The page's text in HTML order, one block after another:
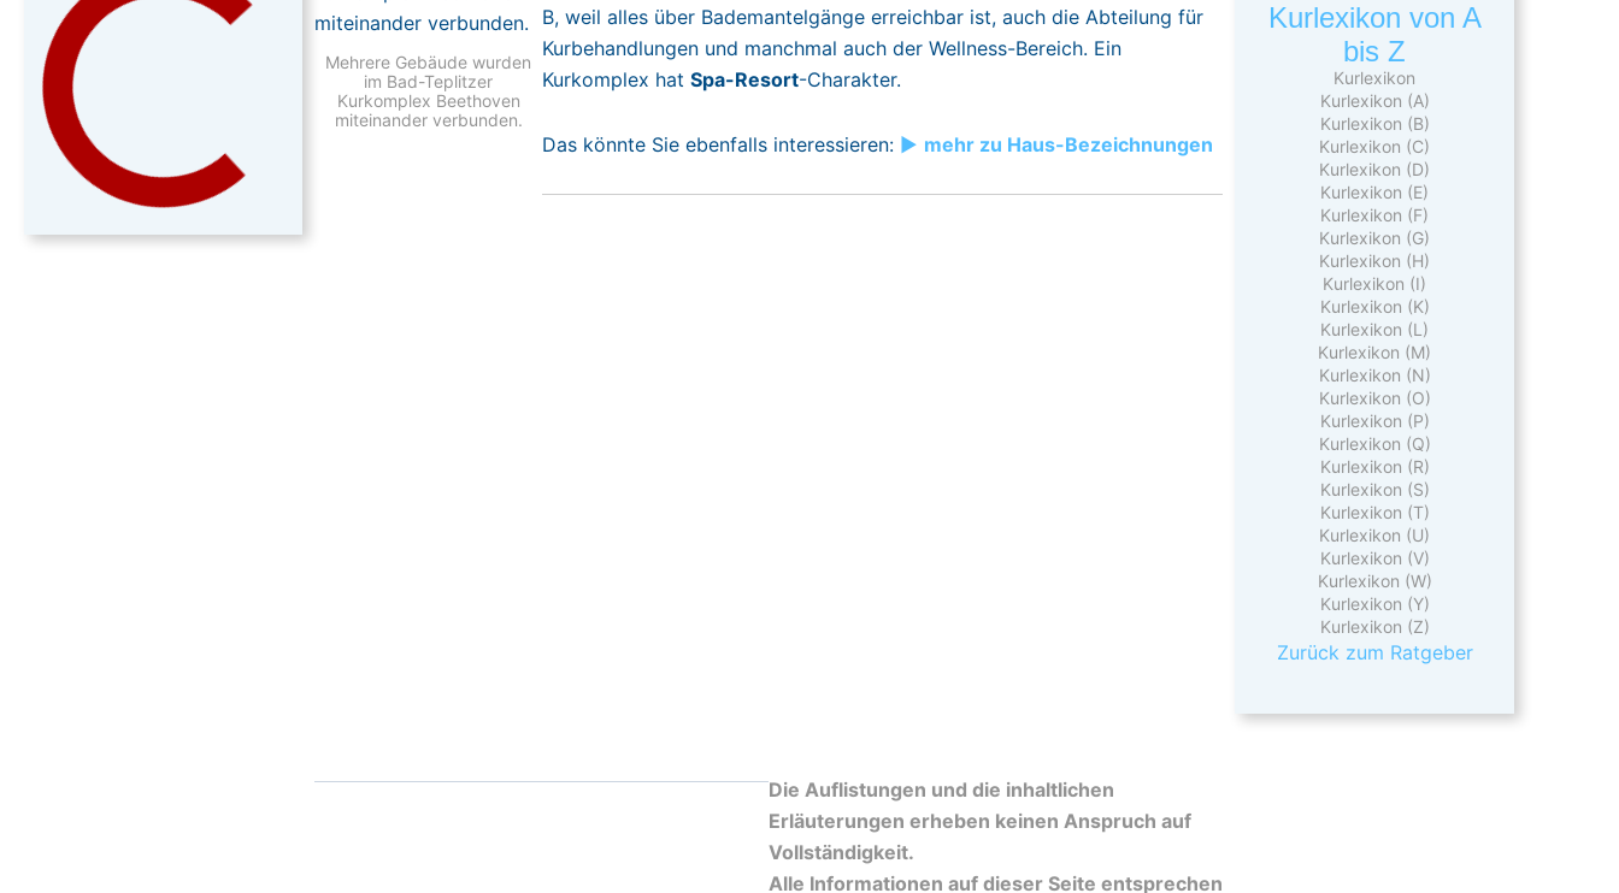
Mehrere Gebäude wurden
im Bad-Teplitzer
Kurkomplex Beethoven
miteinander verbunden.
B, weil alles über Bademantelgänge erreichbar ist, auch die Abteilung für
Kurbehandlungen und manchmal auch der Wellness-Bereich. Ein
Kurkomplex hat Spa-Resort-Charakter.
Das könnte Sie ebenfalls interessieren: ► mehr zu Haus-Bezeichnungen
Kurlexikon von A
bis Z
Kurlexikon
Kurlexikon (A)
Kurlexikon (B)
Kurlexikon (C)
Kurlexikon (D)
Kurlexikon (E)
Kurlexikon (F)
Kurlexikon (G)
Kurlexikon (H)
Kurlexikon (I)
Kurlexikon (K)
Kurlexikon (L)
Kurlexikon (M)
Kurlexikon (N)
Kurlexikon (O)
Kurlexikon (P)
Kurlexikon (Q)
Kurlexikon (R)
Kurlexikon (S)
Kurlexikon (T)
Kurlexikon (U)
Kurlexikon (V)
Kurlexikon (W)
Kurlexikon (Y)
Kurlexikon (Z)
Zurück zum Ratgeber
Die Auflistungen und die inhaltlichen
Erläuterungen erheben keinen Anspruch auf
Vollständigkeit.
Alle Informationen auf dieser Seite entsprechen